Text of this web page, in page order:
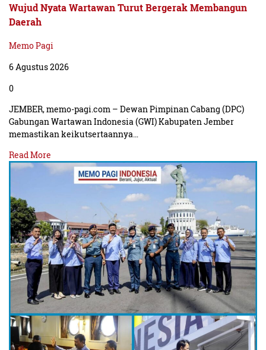
Wujud Nyata Wartawan Turut Bergerak Membangun
Daerah
Memo Pagi
6 Agustus 2026
0
JEMBER, memo-pagi.com – Dewan Pimpinan Cabang (DPC)
Gabungan Wartawan Indonesia (GWI) Kabupaten Jember
memastikan keikutsertaannya…
Read More